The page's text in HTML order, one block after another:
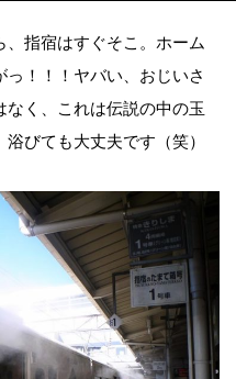
指宿はすぐそこ。ホーム
！！！ヤバい、おじいさ
く、これは伝説の中の玉
びても大丈夫です（笑）